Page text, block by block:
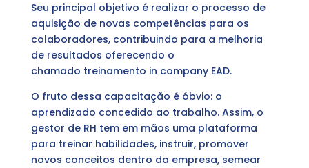
Seu principal objetivo é realizar o processo de
aquisição de novas competências para os
colaboradores, contribuindo para a melhoria
de resultados oferecendo o
chamado treinamento in company EAD.
O fruto dessa capacitação é óbvio: o
aprendizado concedido ao trabalho. Assim, o
gestor de RH tem em mãos uma plataforma
para treinar habilidades, instruir, promover
novos conceitos dentro da empresa, semear